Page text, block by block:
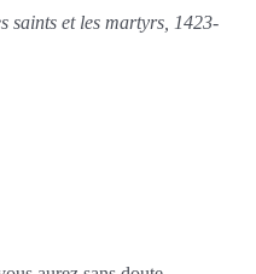
saints et les martyrs, 1423-